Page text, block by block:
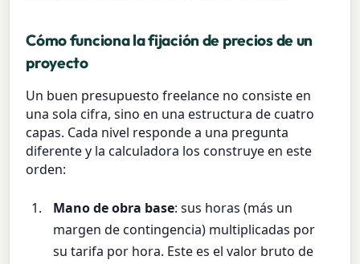
Cómo funciona la fijación de precios de un
proyecto
Un buen presupuesto freelance no consiste en
una sola cifra, sino en una estructura de cuatro
capas. Cada nivel responde a una pregunta
diferente y la calculadora los construye en este
orden:
Mano de obra base: sus horas (más un
margen de contingencia) multiplicadas por
su tarifa por hora. Este es el valor bruto de